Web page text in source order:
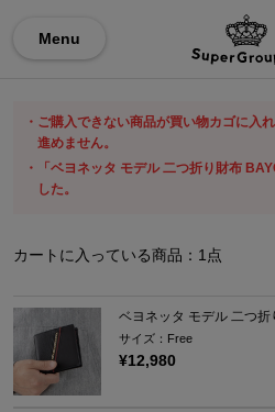
Menu
ご購入できない商品が買い物カゴに入
進めません。
「ベヨネッタ モデル 二つ折り財布
した。
カートに入っている商品： 1 点
ベヨネッタ モデル 二つ折
サイズ：Free
¥12,980